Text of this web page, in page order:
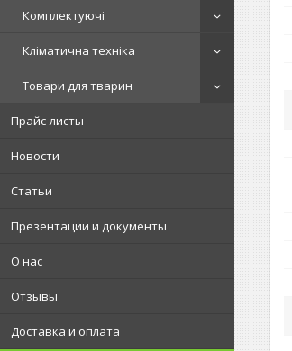
Комплектуючі
Кліматична техніка
Товари для тварин
Прайс-листы
Новости
Статьи
Презентации и документы
О нас
Отзывы
Доставка и оплата